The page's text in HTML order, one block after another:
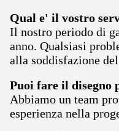
Qual e' il vostro
Il nostro periodo di
anno. Qualsiasi
alla soddisfazione
Puoi fare il disegno
Abbiamo un team
esperienza nella